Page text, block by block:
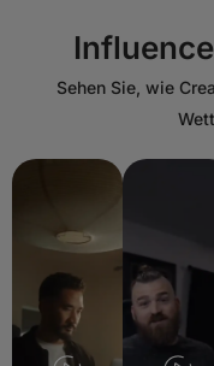
Sehen Sie, wie